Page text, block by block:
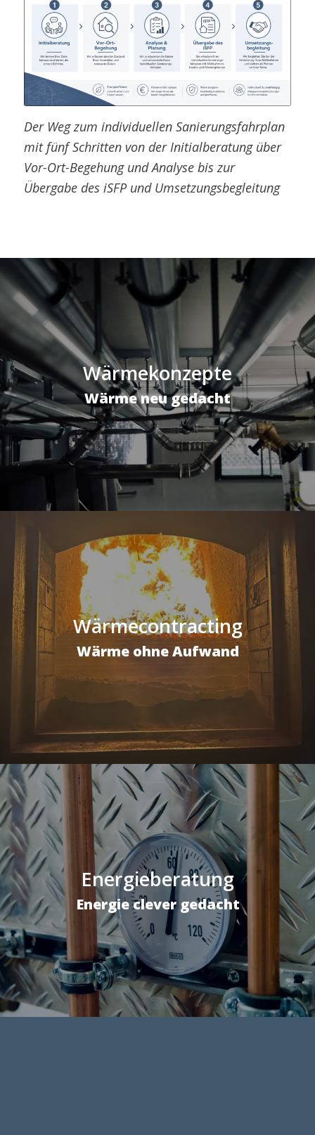
Der Weg zum individuellen Sanierungsfahrplan
mit fünf Schritten von der Initialberatung über
Vor-Ort-Begehung und Analyse bis zur
Übergabe des iSFP und Umsetzungsbegleitung
Wärmekonzepte
Wärme neu gedacht
Wärmecontracting
Wärme ohne Aufwand
Energieberatung
Energie clever gedacht